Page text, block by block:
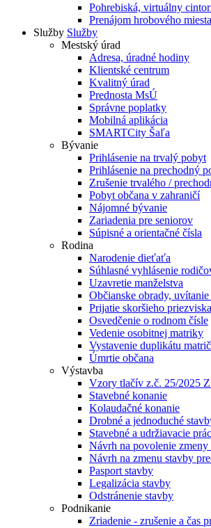
Pohrebiská, virtuálny
Prenájom hrobového miesta
Služby Služby
Mestský úrad
Adresa, úradné hodiny
Klientské centrum
Kvalitný úrad
Prednosta MsÚ
Správne poplatky
Mobilná aplikácia
SMARTCity Šaľa
Bývanie
Prihlásenie na trvalý pobyt
Prihlásenie na prechodný
Zrušenie trvalého /
Pobyt občana v zahraničí
Nájomné bývanie
Zariadenia pre seniorov
Súpisné a orientačné čísla
Rodina
Narodenie dieťaťa
Súhlasné vyhlásenie
Uzavretie manželstva
Občianske obrady,
Prijatie skoršieho
Osvedčenie o rodnom čísle
Vedenie osobitnej matriky
Vystavenie duplikátu
Úmrtie občana
Výstavba
Vzory tlačív z.č. 25/2025
Stavebné konanie
Kolaudačné konanie
Drobné a jednoduché
Stavebné a udržiavacie
Návrh na povolenie
Návrh na zmenu stavby
Pasport stavby
Legalizácia stavby
Odstránenie stavby
Podnikanie
Zriadenie - zrušenie a čas